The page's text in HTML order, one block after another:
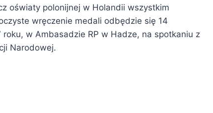
oświaty polonijnej w Holandii wszystkim
wręczenie medali odbędzie się 14
roku, w Ambasadzie RP w Hadze, na spotkaniu z
Narodowej.